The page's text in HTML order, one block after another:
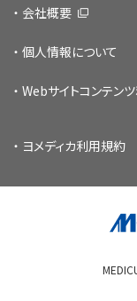
会社概要
個人情報について
Webサイトコンテン
ヨメディカ利用規約